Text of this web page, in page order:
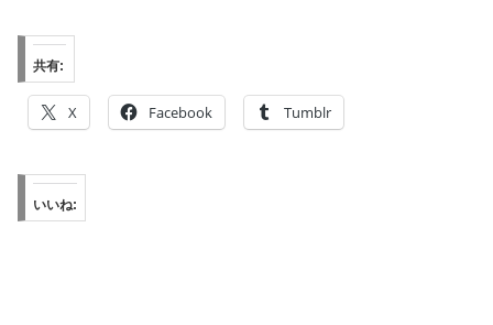
共有:
X Facebook Tumblr
いいね: